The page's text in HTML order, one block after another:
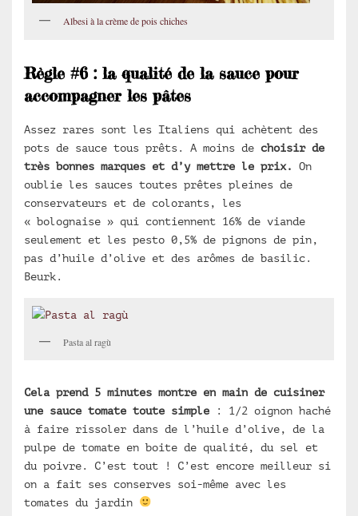
Albesi à la crème de pois chiches
Règle #6 : la qualité de la sauce pour
accompagner les pâtes
Assez rares sont les Italiens qui achètent des
pots de sauce tous prêts. A moins de choisir de
très bonnes marques et d’y mettre le prix.
On
oublie les sauces toutes prêtes pleines de
conservateurs et de colorants, les
« bolognaise » qui contiennent 16% de viande
seulement et les pesto 0,5% de pignons de pin,
pas d’huile d’olive et des arômes de basilic.
Beurk.
Pasta al ragù
Cela prend 5 minutes montre en main de cuisiner
une sauce tomate toute simple : 1/2 oignon haché
à faire rissoler dans de l’huile d’olive, de la
pulpe de tomate en boite de qualité, du sel et
du poivre. C’est tout ! C’est encore meilleur si
on a fait ses conserves soi-même avec les
tomates du jardin